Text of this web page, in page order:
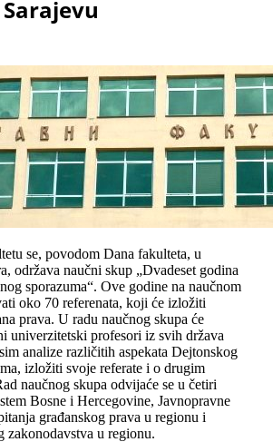
se, povodom Dana fakulteta, u
održava naučni skup „Dvadeset godina
sporazuma“. Ove godine na naučnom
oko 70 referenata, koji će izložiti
prava. U radu naučnog skupa će
univerzitetski profesori iz svih država
analize različitih aspekata Dejtonskog
izložiti svoje referate i o drugim
naučnog skupa odvijaće se u četiri
Bosne i Hercegovine, Javnopravne
građanskog prava u regionu i
zakonodavstva u regionu.